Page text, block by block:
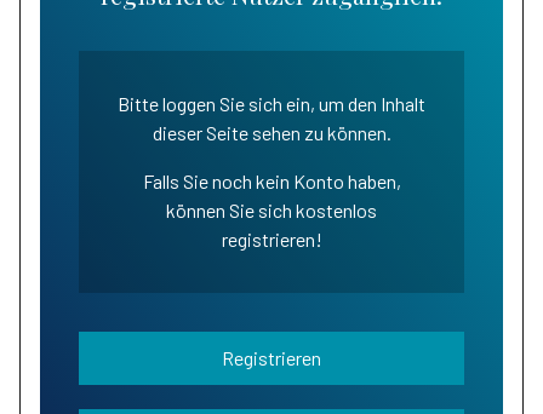
Bitte loggen Sie sich ein, um den Inhalt
dieser Seite sehen zu können.
Falls Sie noch kein Konto haben,
können Sie sich kostenlos
registrieren!
Registrieren